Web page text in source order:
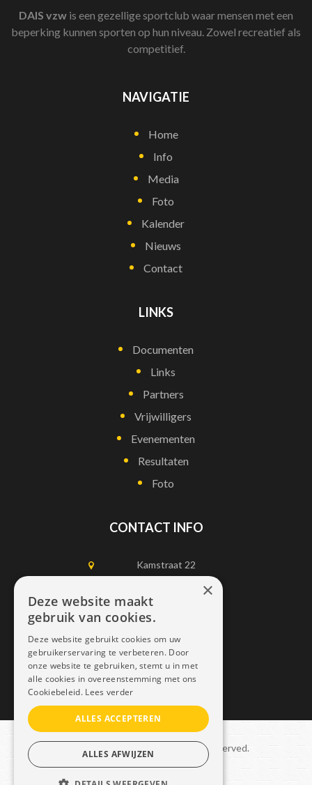
DAIS vzw is een gezellige sportclub waar mensen met een
beperking kunnen sporten op hun niveau. Zowel recreatief als
competitief.
NAVIGATIE
Home
Info
Media
Foto
Kalender
Nieuws
Contact
LINKS
Documenten
Links
Partners
Vrijwilligers
Evenementen
Resultaten
Foto
CONTACT INFO
Kamstraat 22
1750 Lennik
0497452898
info@dais.be
Copyright © 2021 Dais. All rights reserved.
Sitemap–GDPR
×
Deze website maakt
gebruik van cookies.
Deze website gebruikt cookies om uw
gebruikerservaring te verbeteren. Door
onze website te gebruiken, stemt u in met
alle cookies in overeenstemming met ons
Cookiebeleid. Lees verder
ALLES ACCEPTEREN
ALLES AFWIJZEN